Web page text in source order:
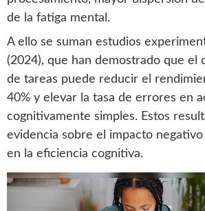
de la fatiga mental.
A ello se suman estudios
(2024), que han demostrado que el
de tareas puede reducir el
40% y elevar la tasa de errores en
cognitivamente simples. Estos
evidencia sobre el impacto negativo
en la eficiencia cognitiva.